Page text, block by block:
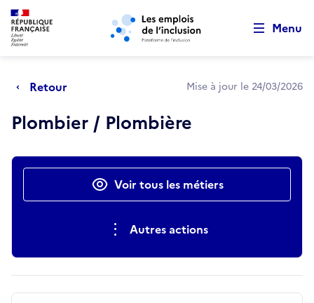
Aller au menu principal Aller au contenu principal
Menu
Retour Mise à jour le 24/03/2026
Plombier / Plombière
Actions rapidesVoir tous les métiers
Autres actions
Retour au début de la page
Panneau de gestion des cookies